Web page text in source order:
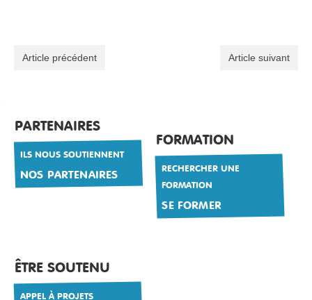
Article précédent Article suivant
PARTENAIRES
ILS NOUS SOUTIENNENT
NOS PARTENAIRES
FORMATION
RECHERCHER UNE
FORMATION
SE FORMER
ÊTRE SOUTENU
APPEL À PROJETS